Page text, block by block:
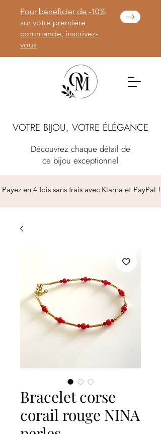
Pour bénéficier de -10%
sur votre première
commande, inscrivez-
vous
VOTRE BIJOU, VOTRE ÉLÉGANCE
Découvrez chaque détail de
ce bijou exceptionnel
Payez en 4 fois sans frais avec Klarna et PayPal !
Bracelet corse
corail rouge NINA